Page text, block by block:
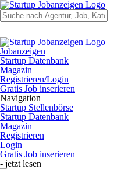
Jobanzeigen
Startup Datenbank
Magazin
Registrieren/Login
Gratis Job inserieren
Navigation
Startup Stellenbörse
Startup Datenbank
Magazin
Registrieren
Login
Gratis Job inserieren
- jetzt lesen